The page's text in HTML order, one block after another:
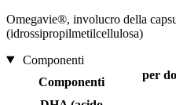
Omegavie®, involucro della
(idrossipropilmetilcellulosa)
Componenti
Componenti
per